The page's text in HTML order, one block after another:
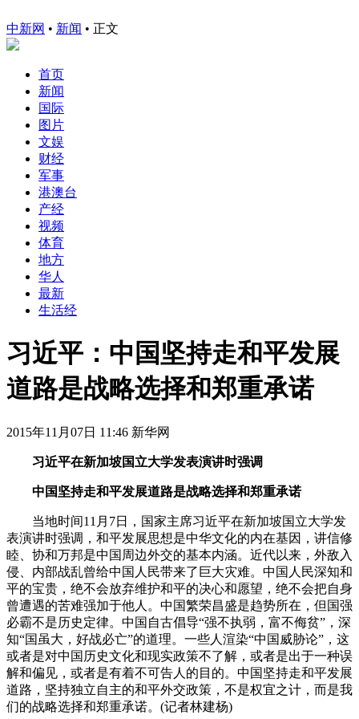
中新网 • 新闻 • 正文
首页
新闻
国际
图片
文娱
财经
军事
港澳台
产经
视频
体育
地方
华人
最新
生活经
习近平：中国坚持走和平发展
道路是战略选择和郑重承诺
2015年11月07日 11:46 新华网
习近平在新加坡国立大学发表演讲时强调
中国坚持走和平发展道路是战略选择和郑重承诺
当地时间11月7日，国家主席习近平在新加坡国立大学发
表演讲时强调，和平发展思想是中华文化的内在基因，讲信修
睦、协和万邦是中国周边外交的基本内涵。近代以来，外敌入
侵、内部战乱曾给中国人民带来了巨大灾难。中国人民深知和
平的宝贵，绝不会放弃维护和平的决心和愿望，绝不会把自身
曾遭遇的苦难强加于他人。中国繁荣昌盛是趋势所在，但国强
必霸不是历史定律。中国自古倡导“强不执弱，富不侮贫”，深
知“国虽大，好战必亡”的道理。一些人渲染“中国威胁论”，这
或者是对中国历史文化和现实政策不了解，或者是出于一种误
解和偏见，或者是有着不可告人的目的。中国坚持走和平发展
道路，坚持独立自主的和平外交政策，不是权宜之计，而是我
们的战略选择和郑重承诺。(记者林建杨)